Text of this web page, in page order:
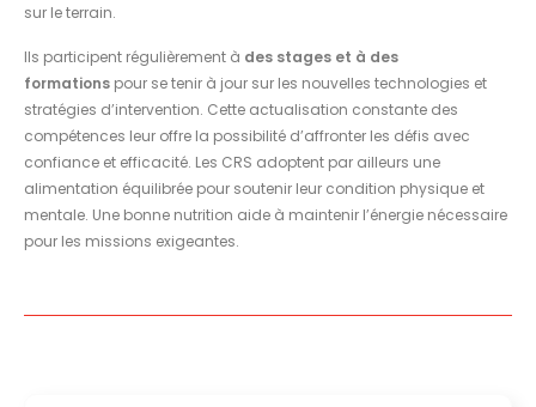
sur le terrain.
Ils participent régulièrement à des stages et à des
formations pour se tenir à jour sur les nouvelles technologies et
stratégies d’intervention. Cette actualisation constante des
compétences leur offre la possibilité d’affronter les défis avec
confiance et efficacité. Les CRS adoptent par ailleurs une
alimentation équilibrée pour soutenir leur condition physique et
mentale. Une bonne nutrition aide à maintenir l’énergie nécessaire
pour les missions exigeantes.